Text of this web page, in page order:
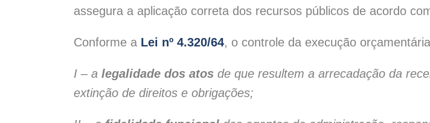
assegura a aplicação correta dos recursos públicos de acordo
Conforme a Lei nº 4.320/64, o controle da execução
I – a legalidade dos atos de que resultem a arrecadação da
extinção de direitos e obrigações;